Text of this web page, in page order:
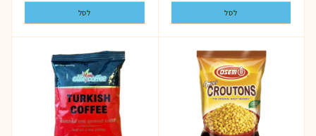
לסל לסל